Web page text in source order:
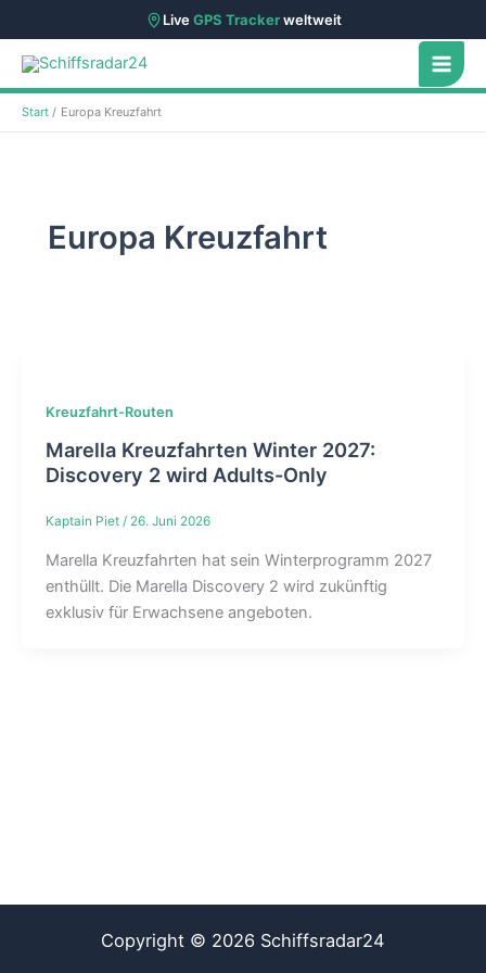
LiveGPS Trackerweltweit
Zum
Inhalt
springen
Start Europa Kreuzfahrt
Europa Kreuzfahrt
Kreuzfahrt-Routen
Marella Kreuzfahrten Winter 2027:
Discovery 2 wird Adults-Only
Kaptain Piet / 26. Juni 2026
Marella Kreuzfahrten hat sein Winterprogramm 2027
enthüllt. Die Marella Discovery 2 wird zukünftig
exklusiv für Erwachsene angeboten.
Copyright © 2026 Schiffsradar24